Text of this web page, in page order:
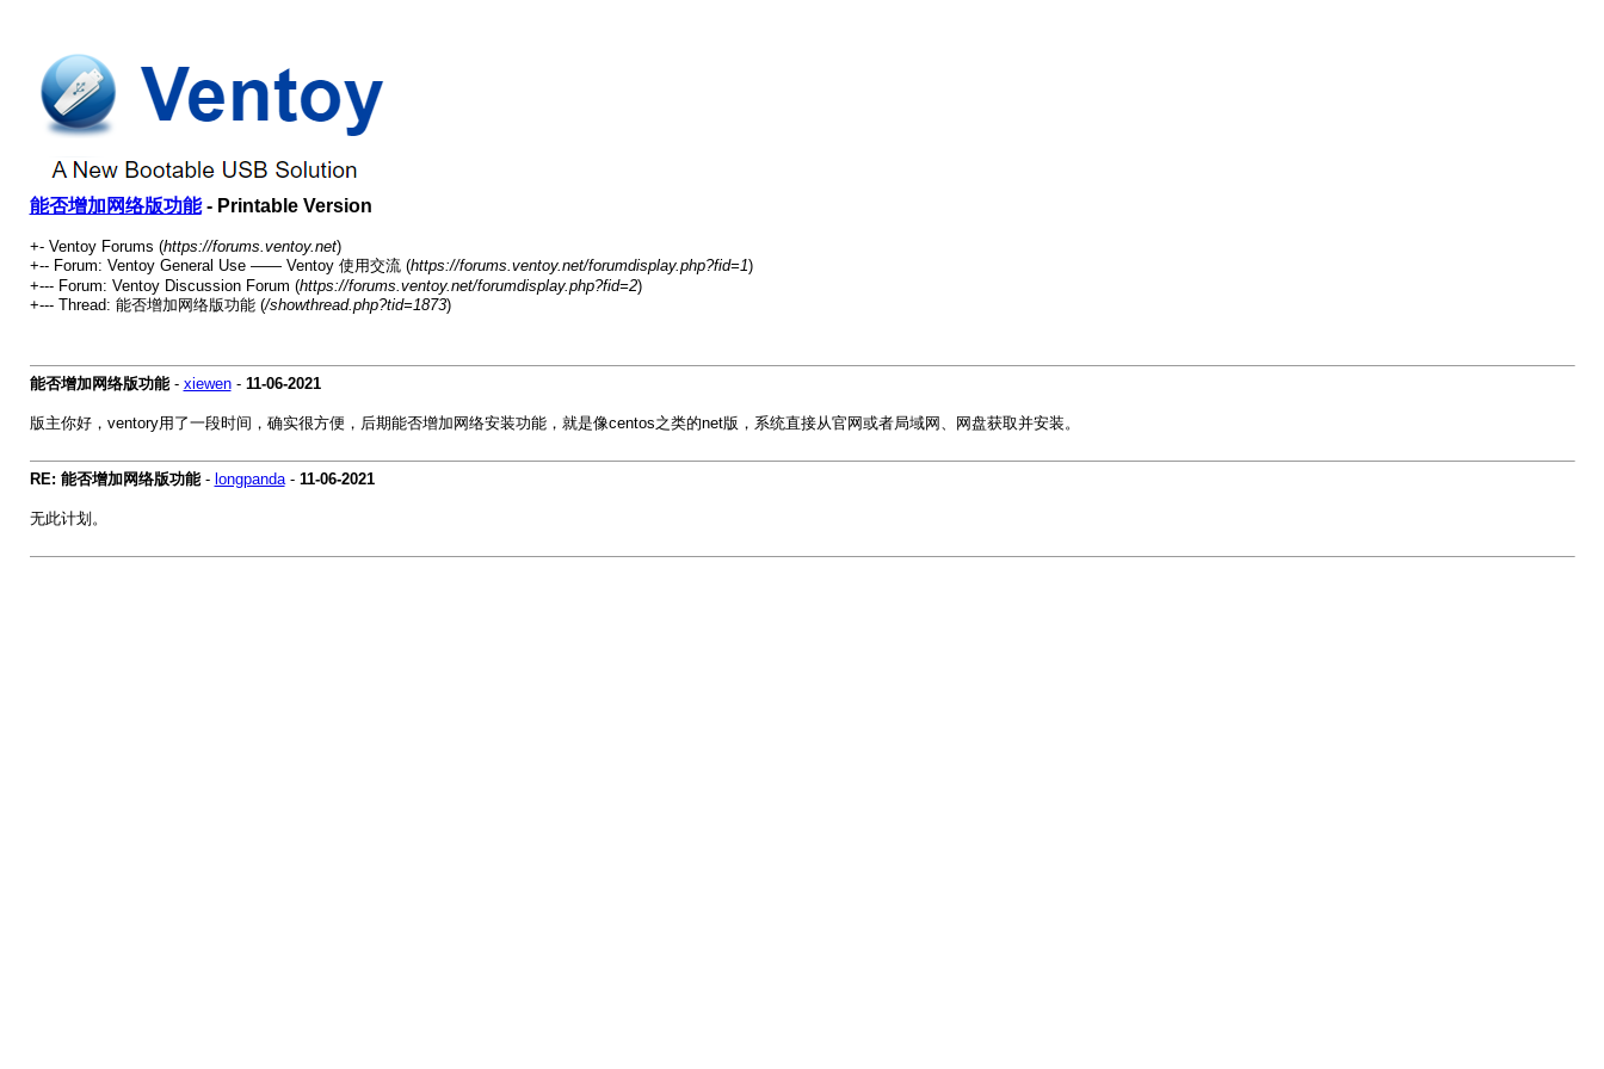
能否增加网络版功能- Printable Version
+- Ventoy Forums (https://forums.ventoy.net)
+-- Forum: Ventoy General Use —— Ventoy 使用交流 (https://forums.ventoy.net/forumdisplay.php?fid=1)
+--- Forum: Ventoy Discussion Forum (https://forums.ventoy.net/forumdisplay.php?fid=2)
+--- Thread: 能否增加网络版功能 (/showthread.php?tid=1873)
能否增加网络版功能- xiewen- 11-06-2021
版主你好，ventory用了一段时间，确实很方便，后期能否增加网络安装功能，就是像centos之类的net版，系统直接从官网或者局域网、网盘获取并安装。
RE: 能否增加网络版功能- longpanda- 11-06-2021
无此计划。